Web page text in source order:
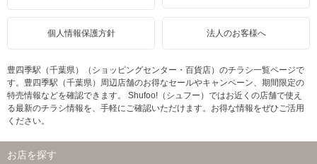
個人情報保護方針 法人のお客様へ
豊四季駅（千葉県）（ショッピングセンター・百貨店）のチラシ一覧ページで
す。豊四季駅（千葉県）周辺店舗のお得なセールやキャンペーン、期間限定の
特売情報などを確認できます。 Shufoo!（シュフー）ではお近くの店舗で使え
る最新のチラシ情報を、手軽にご確認いただけます。お得な情報をぜひご活用
ください。
お店を探す